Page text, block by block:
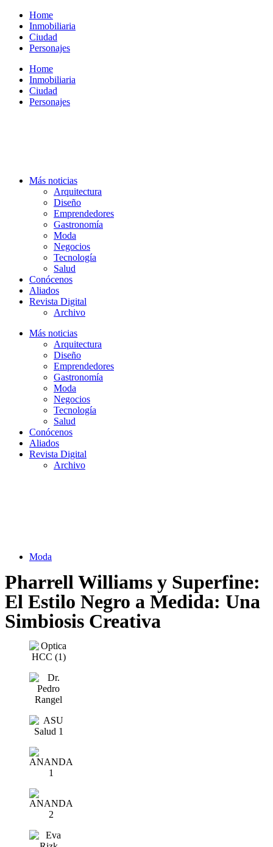
contenido
Home
Inmobiliaria
Ciudad
Personajes
Home
Inmobiliaria
Ciudad
Personajes
Más noticias
Arquitectura
Diseño
Emprendedores
Gastronomía
Moda
Negocios
Tecnología
Salud
Conócenos
Aliados
Revista Digital
Archivo
Más noticias
Arquitectura
Diseño
Emprendedores
Gastronomía
Moda
Negocios
Tecnología
Salud
Conócenos
Aliados
Revista Digital
Archivo
Moda
Pharrell Williams y Superfine:
El Estilo Negro a Medida: Una
Simbiosis Creativa